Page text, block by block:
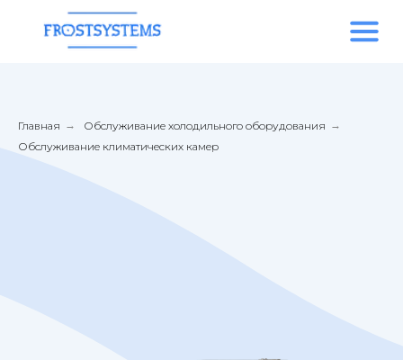
Главная → Обслуживание холодильного оборудования →
Обслуживание климатических камер